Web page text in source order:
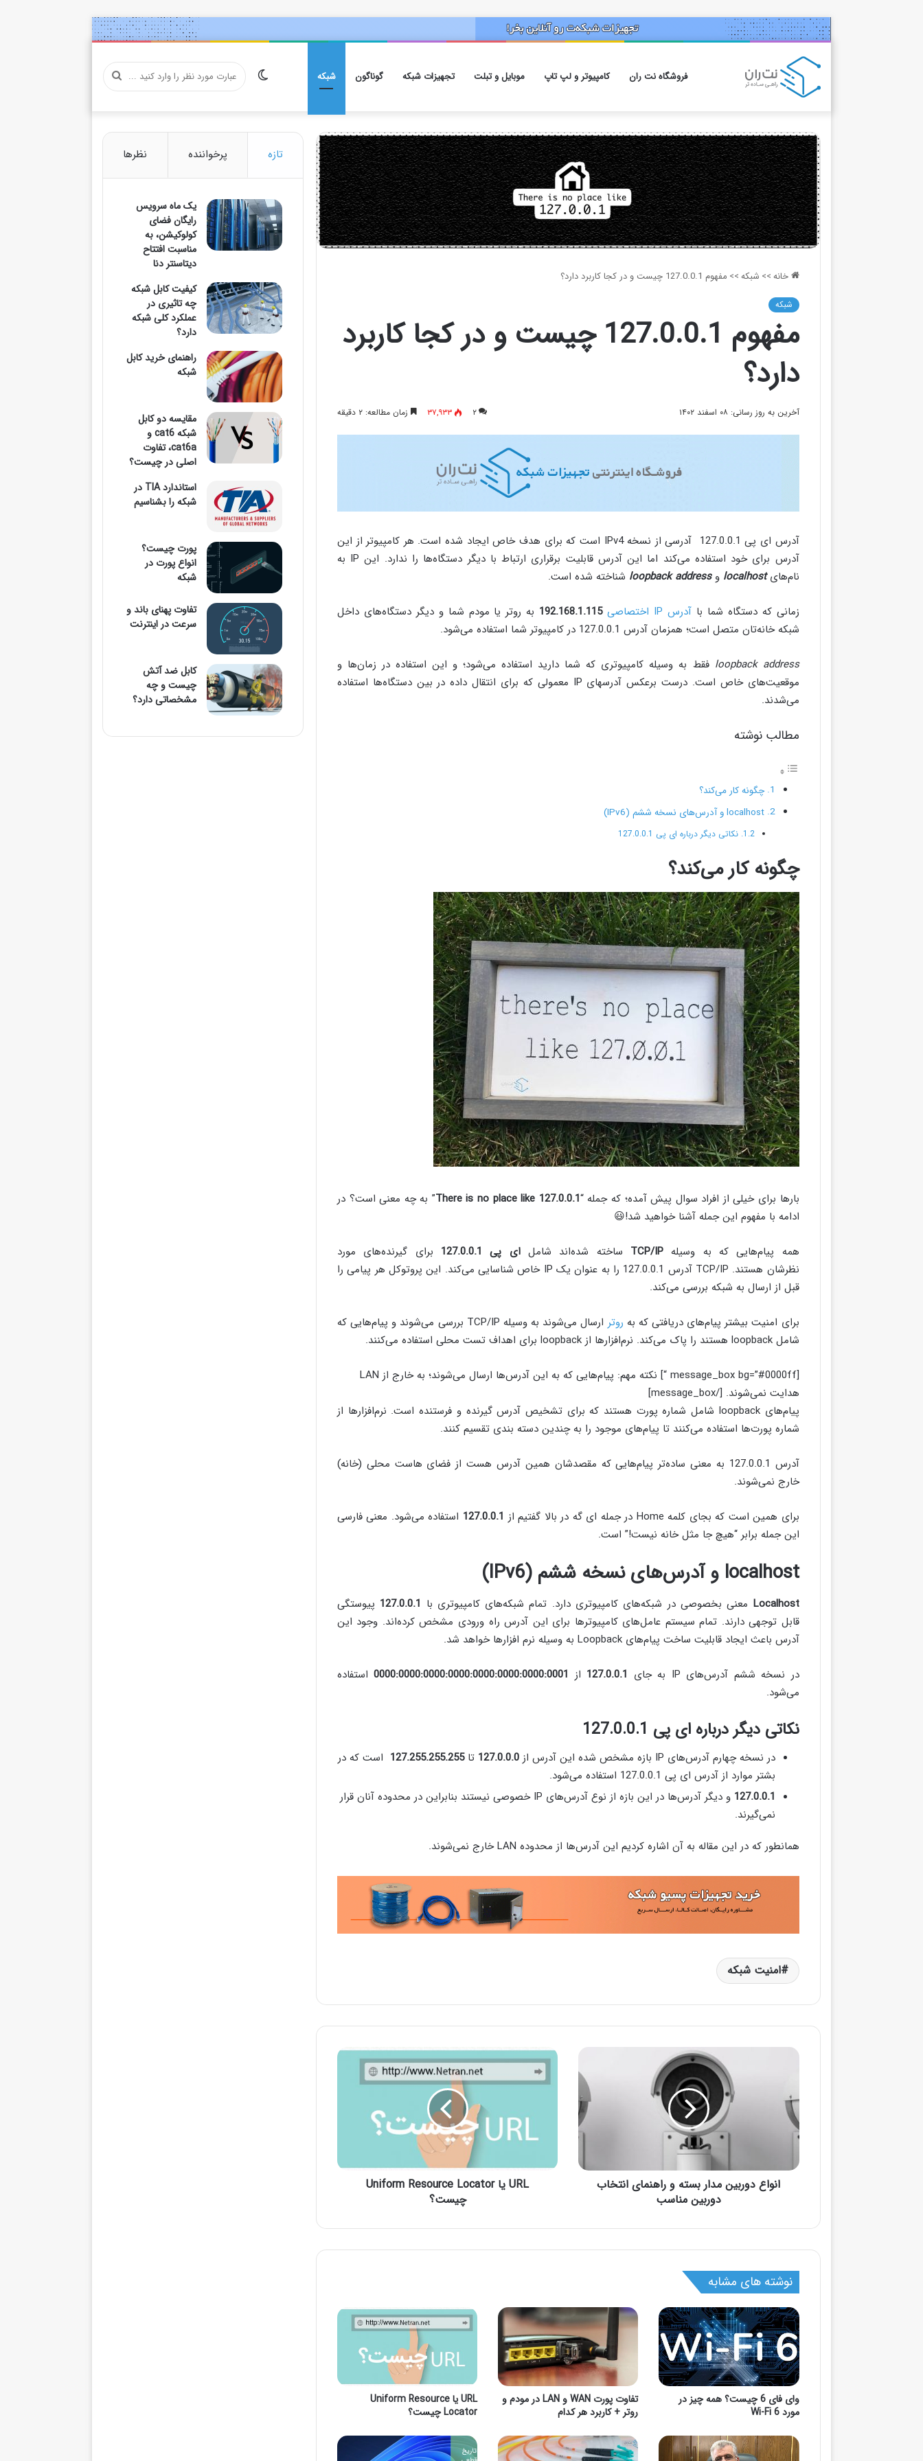
فروشگاه نت ران کامپیوتر و لپ تاپ موبایل و تبلت تجهیزات شبکه گوناگون شبکه عبارت تغییر
خانه>> شبکه>> مفهوم 127.0.0.1 چیست و در کجا کاربرد دارد؟
شبکه
مفهوم 127.0.0.1 چیست و در کجا کاربرد
دارد؟
آخرین به روز رسانی: ۰۸ اسفند ۱۴۰۲ ۲ ۳۷,۹۳۳ زمان مطالعه: ۲ دقیقه
آدرس ای پی 127.0.0.1 آدرسی از نسخه IPv4 است که برای هدف خاص ایجاد شده است. هر کامپیوتر از این
آدرس برای خود استفاده می‌کند اما این آدرس قابلیت برقراری ارتباط با دیگر دستگاه‌ها را ندارد. این IP به
نام‌هایlocalhost و loopback address شناخته شده است.
زمانی که دستگاه شما با آدرس IP اختصاصی 192.168.1.115 به روتر یا مودم شما و دیگر دستگاه‌های داخل
شبکه خانه‌تان متصل است؛ همزمان آدرس 127.0.0.1 در کامپیوتر شما استفاده می‌شود.
loopback address فقط به وسیله کامپیوتری که شما دارید استفاده می‌شود؛ و این استفاده در زمان‌ها و
موقعیت‌های خاص است. درست برعکس آدرس‎های IP معمولی که برای انتقال داده در بین دستگاه‌ها استفاده
می‌شدند.
مطالب نوشته
چگونه کار می‌کند؟
localhost و آدرس‌های نسخه ششم (IPv6)
نکاتی دیگر درباره ای پی 127.0.0.1
چگونه کار می‌کند؟
بارها برای خیلی از افراد سوال پیش آمده؛ که جمله “There is no place like 127.0.0.1” به چه معنی است؟ در
ادامه با مفهوم این جمله آشنا خواهید شد!😃
همه پیام‌هایی که به وسیلهTCP/IP ساخته شده‌اند شامل ای پی 127.0.0.1
برای گیرنده‌های مورد
نظرشان هستند. TCP/IP آدرس 127.0.0.1 را به عنوان یک IP خاص شناسایی می‌کند. این پروتوکل هر پیامی را
قبل از ارسال به شبکه بررسی می‌کند.
برای امنیت بیشتر پیام‌های دریافتی که به روتر
ارسال می‌شوند به وسیله TCP/IP بررسی می‌شوند و پیام‌هایی که
شامل loopback هستند را پاک می‌کند. نرم‌افزارها از loopback برای اهداف تست محلی استفاده می‌کنند.
[message_box bg=”#0000ff “] نکته مهم: پیام‌هایی که به این آدرس‌ها ارسال می‌شوند؛ به خارج از LAN
هدایت نمی‌شوند. [/message_box]
پیام‌های loopback شامل شماره پورت هستند که برای تشخیص آدرس گیرنده و فرستنده است. نرم‌افزارها از
شماره پورت‌ها استفاده می‌کنند تا پیام‌های موجود را به چندین دسته بندی تقسیم کنند.
آدرس 127.0.0.1 به معنی ساده‌تر پیام‌هایی که مقصدشان همین آدرس هست از فضای هاست محلی (خانه)
خارج نمی‌شوند.
برای همین است که بجای کلمه Home در جمله ای گه در بالا گفتیم از 127.0.0.1 استفاده می‌شود. معنی فارسی
این جمله برابر “هیچ جا مثل خانه نیست!” است.
localhost و آدرس‌های نسخه ششم (IPv6)
Localhost معنی بخصوصی در شبکه‌های کامپیوتری دارد. تمام شبکه‌های کامپیوتری با 127.0.0.1 پیوستگی
قابل توجهی دارند. تمام سیستم عامل‌های کامپیوترها برای این آدرس راه ورودی مشخص کرده‌اند. وجود این
آدرس باعث ایجاد قابلیت ساخت پیام‌های Loopback به وسیله نرم افزارها خواهد شد.
در نسخه ششم آدرس‌های IP به جای 127.0.0.1 از 0000:0000:0000:0000:0000:0000:0000:0001استفاده
می‌شود.
نکاتی دیگر درباره ای پی 127.0.0.1
در نسخه چهارم آدرس‌های IP بازه مشخص شده این آدرس از 127.0.0.0 تا127.255.255.255 است که در
بشتر موارد از آدرس ای پی 127.0.0.1 استفاده می‌شود.
127.0.0.1
و دیگر آدرس‌ها در این بازه از نوع آدرس‌های IP خصوصی نیستند بنابراین در محدوده آنان قرار
نمی‌گیرند.
همانطور که در این مقاله به آن اشاره کردیم این آدرس‌ها از محدوده LAN خارج نمی‌شوند.
امنیت شبکه
انواع دوربین مدار بسته و راهنمای انتخاب
دوربین مناسب
URL یا Uniform Resource Locator
چیست؟
نوشته های مشابه
وای فای 6 چیست؟ همه‌ چیز در
مورد Wi-Fi 6
تفاوت پورت WAN و LAN در مودم و
روتر + کاربرد هر کدام
URL یا Uniform Resource
Locator چیست؟
تازه پرخواننده نظرها
یک ماه سرویس
رایگان فضای
کولوکیشن، به
مناسبت افتتاح
دیتاسنتر دنا
کیفیت کابل شبکه
چه تاثیری در
عملکرد کلی شبکه
دارد؟
راهنمای خرید کابل
شبکه
مقایسه دو کابل
شبکه cat6 و
cat6a، تفاوت
اصلی در چیست؟
استاندارد TIA در
شبکه را بشناسیم
پورت چیست؟
انواع پورت در
شبکه
تفاوت پهنای باند و
سرعت در اینترنت
کابل ضد آتش
چیست و چه
مشخصاتی دارد؟